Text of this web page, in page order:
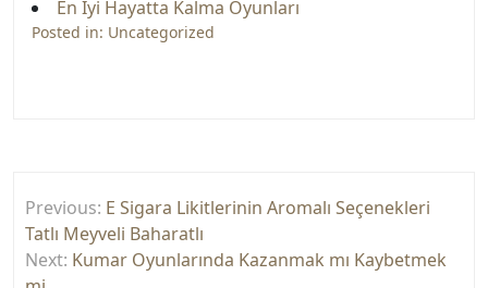
En İyi Hayatta Kalma Oyunları
Posted in: Uncategorized
gezinmesi
Previous: E Sigara Likitlerinin Aromalı Seçenekleri
Tatlı Meyveli Baharatlı
Next: Kumar Oyunlarında Kazanmak mı Kaybetmek